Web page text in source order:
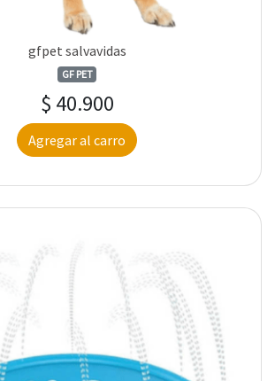
gfpet salvavidas
GF PET
$ 40.900
Agregar al carro